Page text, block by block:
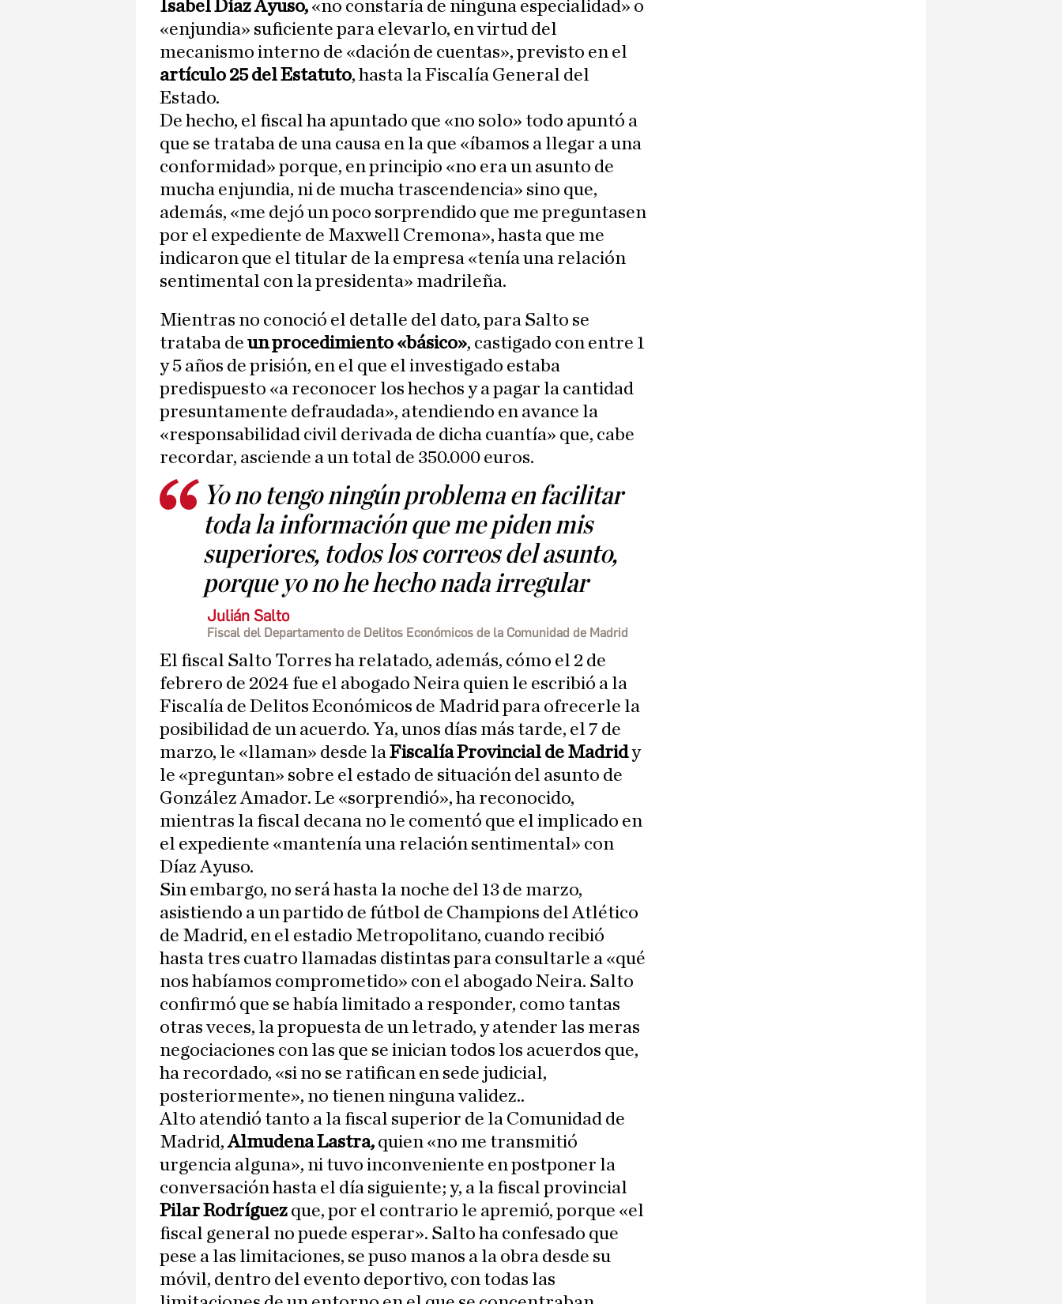
Isabel Díaz Ayuso, «no constaría de ninguna especialidad» o
«enjundia» suficiente para elevarlo, en virtud del
mecanismo interno de «dación de cuentas», previsto en el
artículo 25 del Estatuto, hasta la Fiscalía General del
Estado.
De hecho, el fiscal ha apuntado que «no solo» todo apuntó a
que se trataba de una causa en la que «íbamos a llegar a una
conformidad» porque, en principio «no era un asunto de
mucha enjundia, ni de mucha trascendencia» sino que,
además, «me dejó un poco sorprendido que me preguntasen
por el expediente de Maxwell Cremona», hasta que me
indicaron que el titular de la empresa «tenía una relación
sentimental con la presidenta» madrileña.
Mientras no conoció el detalle del dato, para Salto se
trataba de un procedimiento «básico», castigado con entre 1
y 5 años de prisión, en el que el investigado estaba
predispuesto «a reconocer los hechos y a pagar la cantidad
presuntamente defraudada», atendiendo en avance la
«responsabilidad civil derivada de dicha cuantía» que, cabe
recordar, asciende a un total de 350.000 euros.
Yo no tengo ningún problema en facilitar
toda la información que me piden mis
superiores, todos los correos del asunto,
porque yo no he hecho nada irregular
Julián Salto
Fiscal del Departamento de Delitos Económicos de la Comunidad de Madrid
El fiscal Salto Torres ha relatado, además, cómo el 2 de
febrero de 2024 fue el abogado Neira quien le escribió a la
Fiscalía de Delitos Económicos de Madrid para ofrecerle la
posibilidad de un acuerdo. Ya, unos días más tarde, el 7 de
marzo, le «llaman» desde laFiscalía Provincial de Madridy
le «preguntan» sobre el estado de situación del asunto de
González Amador. Le «sorprendió», ha reconocido,
mientras la fiscal decana no le comentó que el implicado en
el expediente «mantenía una relación sentimental» con
Díaz Ayuso.
Sin embargo, no será hasta la noche del 13 de marzo,
asistiendo a un partido de fútbol de Champions del Atlético
de Madrid, en el estadio Metropolitano, cuando recibió
hasta tres cuatro llamadas distintas para consultarle a «qué
nos habíamos comprometido» con el abogado Neira. Salto
confirmó que se había limitado a responder, como tantas
otras veces, la propuesta de un letrado, y atender las meras
negociaciones con las que se inician todos los acuerdos que,
ha recordado, «si no se ratifican en sede judicial,
posteriormente», no tienen ninguna validez..
Alto atendió tanto a la fiscal superior de la Comunidad de
Madrid,Almudena Lastra, quien «no me transmitió
urgencia alguna», ni tuvo inconveniente en postponer la
conversación hasta el día siguiente; y, a la fiscal provincial
Pilar Rodríguez que, por el contrario le apremió, porque «el
fiscal general no puede esperar». Salto ha confesado que
pese a las limitaciones, se puso manos a la obra desde su
móvil, dentro del evento deportivo, con todas las